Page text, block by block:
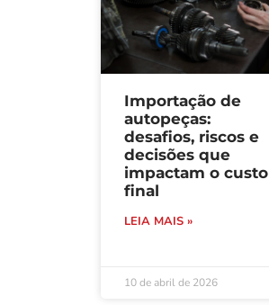
Importação de
autopeças:
desafios, riscos e
decisões que
impactam o custo
final
LEIA MAIS »
10 de abril de 2026